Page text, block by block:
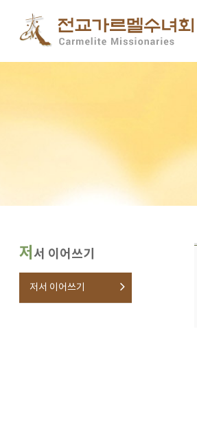
저 서 이어쓰기
저서 이어쓰기